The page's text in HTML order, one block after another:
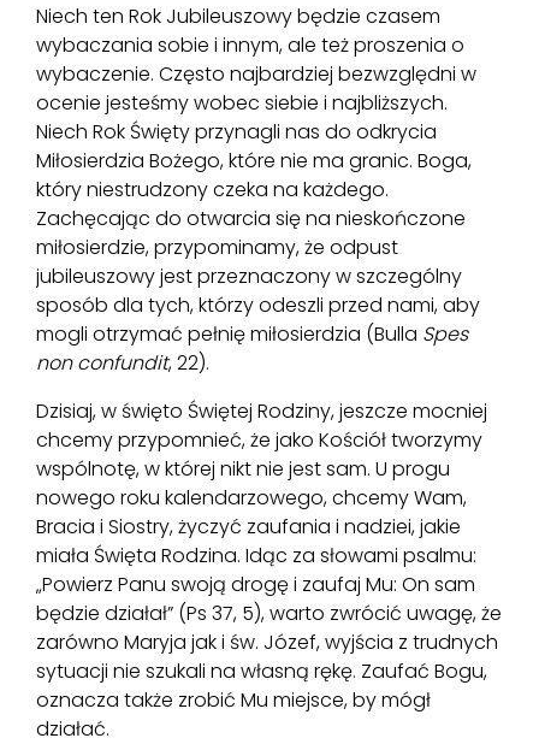
Niech ten Rok Jubileuszowy będzie czasem
wybaczania sobie i innym, ale też proszenia o
wybaczenie. Często najbardziej bezwzględni w
ocenie jesteśmy wobec siebie i najbliższych.
Niech Rok Święty przynagli nas do odkrycia
Miłosierdzia Bożego, które nie ma granic. Boga,
który niestrudzony czeka na każdego.
Zachęcając do otwarcia się na nieskończone
miłosierdzie, przypominamy, że odpust
jubileuszowy jest przeznaczony w szczególny
sposób dla tych, którzy odeszli przed nami, aby
mogli otrzymać pełnię miłosierdzia (Bulla Spes
non confundit, 22).
Dzisiaj, w święto Świętej Rodziny, jeszcze mocniej
chcemy przypomnieć, że jako Kościół tworzymy
wspólnotę, w której nikt nie jest sam. U progu
nowego roku kalendarzowego, chcemy Wam,
Bracia i Siostry, życzyć zaufania i nadziei, jakie
miała Święta Rodzina. Idąc za słowami psalmu:
„Powierz Panu swoją drogę i zaufaj Mu: On sam
będzie działał” (Ps 37, 5), warto zwrócić uwagę, że
zarówno Maryja jak i św. Józef, wyjścia z trudnych
sytuacji nie szukali na własną rękę. Zaufać Bogu,
oznacza także zrobić Mu miejsce, by mógł
działać.